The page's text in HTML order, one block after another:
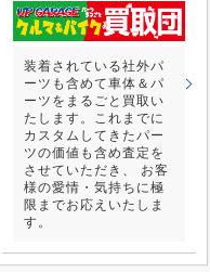
装着されている社外パ
ーツも含めて車体＆パ
ーツをまるごと買取い
たします。これまでに
カスタムしてきたパー
ツの価値も含め査定を
させていただき、 お客
様の愛情・気持ちに極
限までお応えいたしま
す。